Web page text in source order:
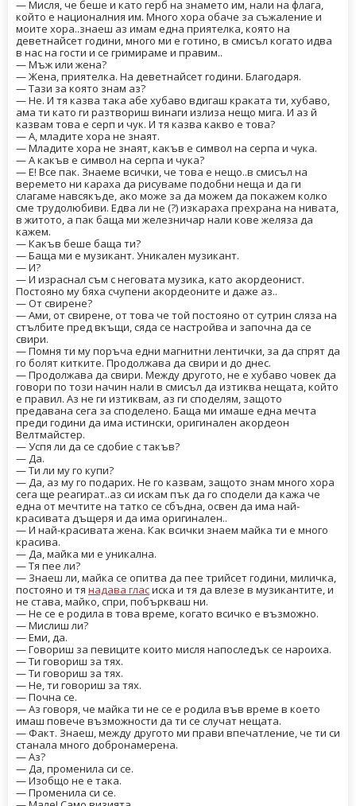
— Мисля, че беше и като герб на знамето им, нали на флага,
който е националния им. Много хора обаче за съжаление и
моите хора..знаеш аз имам една приятелка, която на
деветнайсет години, много ми е готино, в смисъл когато идва
в нас на гости и се гримираме и правим..
— Мъж или жена?
— Жена, приятелка. На деветнайсет години. Благодаря.
— Тази за която знам аз?
— Не. И тя казва така абе хубаво вдигаш краката ти, хубаво,
ама ти като ги разтвориш винаги излиза нещо мига. И аз й
казвам това е серп и чук. И тя казва какво е това?
— А, младите хора не знаят.
— Младите хора не знаят, какъв е символ на серпа и чука.
— А какъв е символ на серпа и чука?
— Е! Все пак. Знаеме всички, че това е нещо..в смисъл на
веремето ни караха да рисуваме подобни неща и да ги
слагаме навсякъде, ако може за да можем да покажем колко
сме трудолюбиви. Едва ли не (?) изкараха прехрана на нивата,
в житото, а пак баща ми железничар нали кове желяза да
кажем.
— Какъв беше баща ти?
— Баща ми е музикант. Уникален музикант.
— И?
— И израснал съм с неговата музика, като акордеонист.
Постояно му бяха счупени акордеоните и даже аз..
— От свирене?
— Ами, от свирене, от това че той постояно от сутрин сляза на
стълбите пред вкъщи, сяда се настройва и започна да се
свири.
— Помня ти му поръча едни магнитни лентички, за да спрят да
го болят китките. Продолжава да свири и до днес.
— Продолжава да свири. Между другото, не е хубаво човек да
говори по този начин нали в смисъл да изтиква нещата, който
е правил. Аз не ги изтиквам, аз ги споделям, защото
предавана сега за споделено. Баща ми имаше една мечта
преди години да има истински, оригинален акордеон
Велтмайстер.
— Успя ли да се сдобие с такъв?
— Да.
— Ти ли му го купи?
— Да, аз му го подарих. Не го казвам, защото знам много хора
сега ще реагират..аз си искам пък да го сподели да кажа че
една от мечтите на татко се сбъдна, освен да има най-
красивата дъщеря и да има оригинален..
— И най-красивата жена. Как всички знаем майка ти е много
красива.
— Да, майка ми е уникална.
— Тя пее ли?
— Знаеш ли, майка се опитва да пее трийсет години, миличка,
постояно и тя надава гласиска и тя да влезе в музикантите, и
не става, майко, спри, побъркваш ни.
— Не се е родила в това време, когато всичко е възможно.
— Мислиш ли?
— Еми, да.
— Говориш за певиците които мисля напоследък се нароиха.
— Ти говориш за тях.
— Ти говориш за тях.
— Не, ти говориш за тях.
— Почна се.
— Аз говоря, че майка ти не се е родила във време в което
имаш повече възможности да ти се случат нещата.
— Факт. Знаеш, между другото ми прави впечатление, че ти си
станала много добронамерена.
— Аз?
— Да, променила си се.
— Изобщо не е така.
— Променила си се.